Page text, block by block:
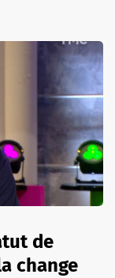
de
change